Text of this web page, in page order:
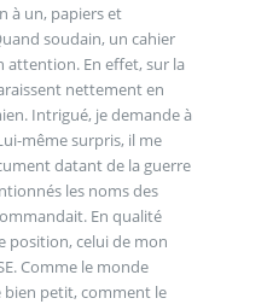
à un, papiers et
soudain, un cahier
attention. En effet, sur la
nettement en
Intrigué, je demande à
même surpris, il me
datant de la guerre
les noms des
En qualité
position, celui de mon
Comme le monde
petit, comment le